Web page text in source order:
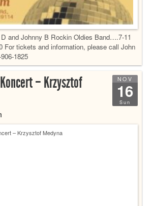
and Johnny B Rockin Oldies Band….7-11
For tickets and information, please call John
1825
NOV
16
Sun
– Krzysztof